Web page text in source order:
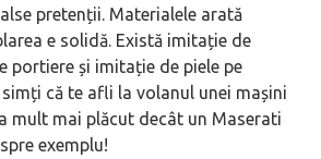
pretenții. Materialele arată
e solidă. Există imitație de
portiere și imitație de piele pe
că te afli la volanul unei mașini
mult mai plăcut decât un Maserati
exemplu!